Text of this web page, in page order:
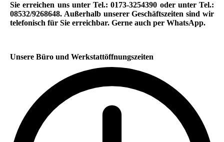
Sie erreichen uns unter Tel.: 0173-3254390 oder unter Tel.:
08532/9268648. Außerhalb unserer Geschäftszeiten sind wir
telefonisch für Sie erreichbar. Gerne auch per WhatsApp.
Unsere Büro und Werkstattöffnungszeiten